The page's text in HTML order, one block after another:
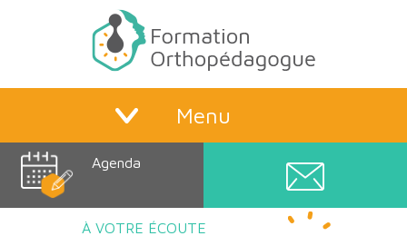
Menu
Agenda
À VOTRE ÉCOUTE